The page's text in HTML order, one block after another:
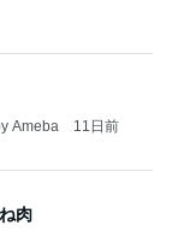
Ameba 11日前
肉